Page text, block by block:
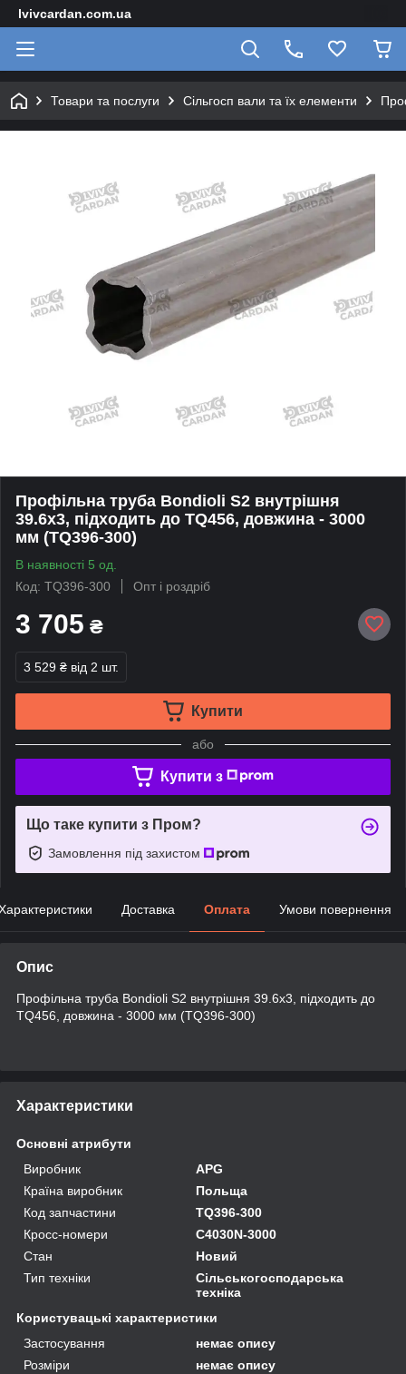
lvivcardan.com.ua
Товари та послуги Сільгосп вали та їх елементи
Профільна труба Bondioli S2 внутрішня
39.6x3, підходить до TQ456, довжина - 3000
мм (TQ396-300)
В наявності 5 од.
Код: TQ396-300
Опт і роздріб
3 705 ₴
3 529 ₴ від 2 шт.
Купити
або
Купити з
Що таке купити з Пром?
Замовлення під захистом
Доставка Оплата Умови повернення
Опис
Профільна труба Bondioli S2 внутрішня 39.6x3, підходить до
TQ456, довжина - 3000 мм (TQ396-300)
Характеристики
Основні атрибути
Виробник
APG
Країна виробник
Польща
Код запчастини
TQ396-300
Кросс-номери
C4030N-3000
Стан
Новий
Тип техніки
Сільськогосподарська
техніка
Користувацькі характеристики
Застосування
немає опису
Розміри
немає опису